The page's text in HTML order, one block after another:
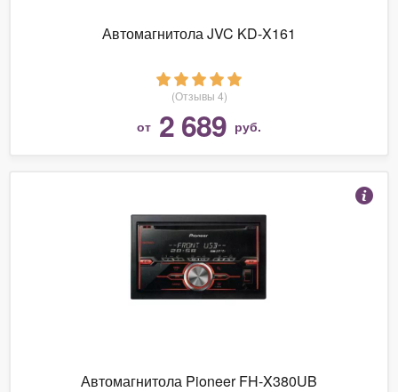
Автомагнитола JVC KD-X161
(Отзывы 4)
от 2 689 руб.
Автомагнитола Pioneer FH-X380UB